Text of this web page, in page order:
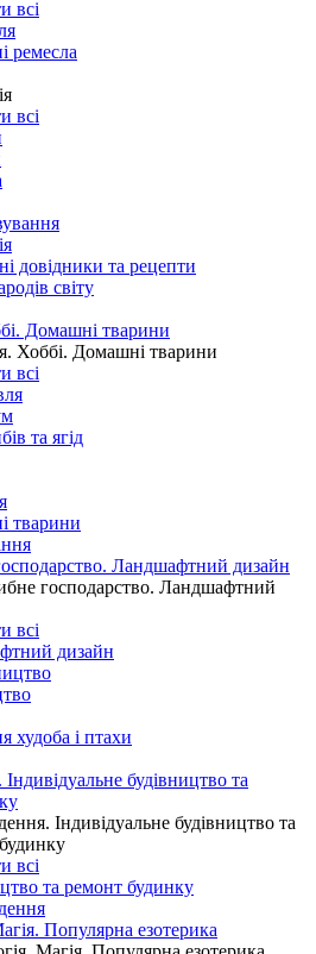
всі
ремесла
всі
довідники та рецепти
світу
Домашні тварини
Хоббі. Домашні тварини
всі
та ягід
тварини
Ландшафтний дизайн
господарство. Ландшафтний
всі
дизайн
худоба і птахи
будівництво та
Індивідуальне будівництво та
всі
та ремонт будинку
Популярна езотерика